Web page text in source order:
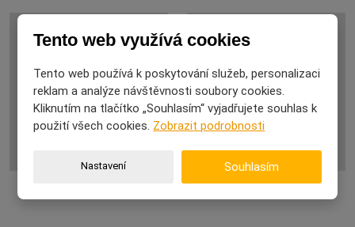
Tento web využívá cookies
Tento web používá k poskytování služeb, personalizaci
reklam a analýze návštěvnosti soubory cookies.
Kliknutím na tlačítko „Souhlasím“ vyjadřujete souhlas k
použití všech cookies. Zobrazit podrobnosti
Nastavení Souhlasím